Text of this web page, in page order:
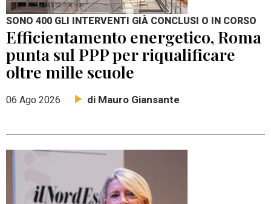
SONO 400 GLI INTERVENTI GIÀ CONCLUSI O IN CORSO
Efficientamento energetico, Roma
punta sul PPP per riqualificare
oltre mille scuole
06 Ago 2026 di Mauro Giansante